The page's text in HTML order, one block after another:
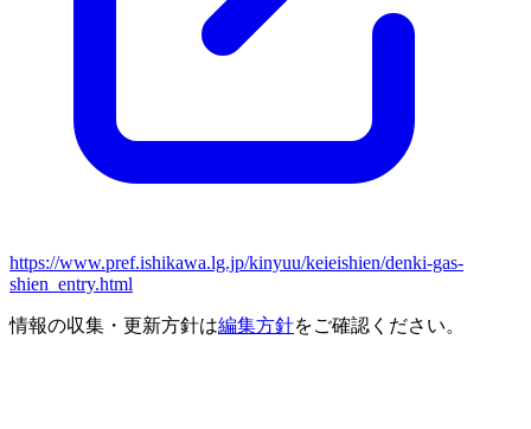
https://www.pref.ishikawa.lg.jp/kinyuu/keieishien/denki-gas-
shien_entry.html
情報の収集・更新方針は編集方針をご確認ください。